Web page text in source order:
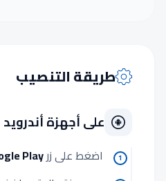
طريقة التنصيب
على أجهزة أندرويد
1 اضغط على زرPlay